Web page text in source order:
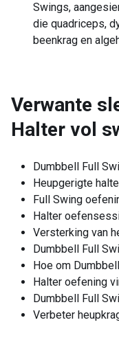
Swings,
die quadriceps,
beenkrag en
Verwante
Halter vol
Dumbbell Full
Heupgerigte
Full Swing
Halter
Versterking van
Dumbbell Full
Hoe om
Halter oefening
Dumbbell Full
Verbeter